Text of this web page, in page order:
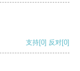
支持[0] 反对[0]